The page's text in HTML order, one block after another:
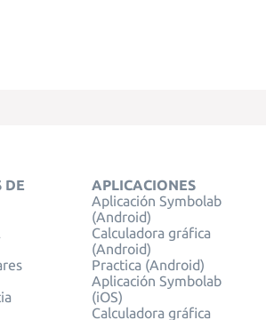
DE
APLICACIONES
Aplicación Symbolab
(Android)
Calculadora gráfica
(Android)
Practica (Android)
Aplicación Symbolab
(iOS)
Calculadora gráfica